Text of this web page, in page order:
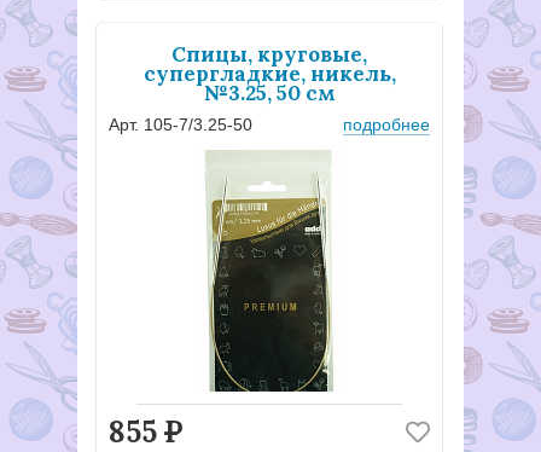
Спицы, круговые,
супергладкие, никель,
№3.25, 50 см
Арт. 105-7/3.25-50 подробнее
855Р